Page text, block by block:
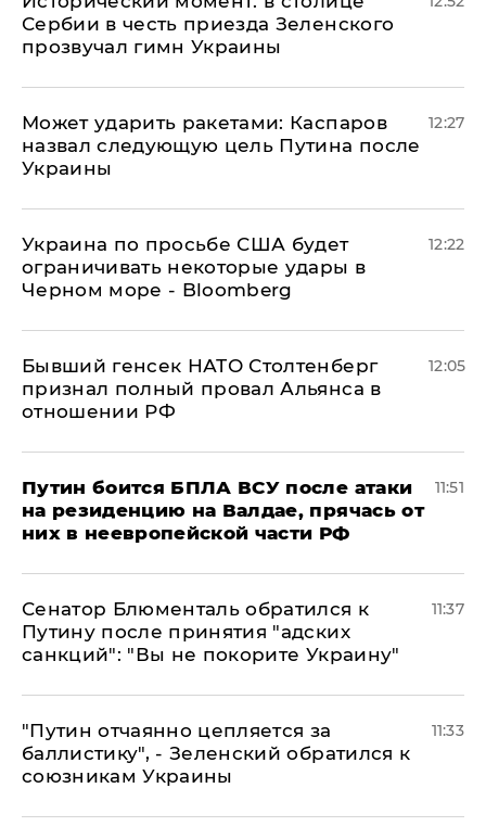
Сербии в честь приезда Зеленского
прозвучал гимн Украины
Может ударить ракетами: Каспаров
назвал следующую цель Путина после
Украины
12:27
Украина по просьбе США будет
ограничивать некоторые удары в
Черном море - Bloomberg
12:22
Бывший генсек НАТО Столтенберг
признал полный провал Альянса в
отношении РФ
12:05
Путин боится БПЛА ВСУ после атаки
на резиденцию на Валдае, прячась от
них в неевропейской части РФ
11:51
Сенатор Блюменталь обратился к
Путину после принятия "адских
санкций": "Вы не покорите Украину"
11:37
"Путин отчаянно цепляется за
баллистику", - Зеленский обратился к
союзникам Украины
11:33